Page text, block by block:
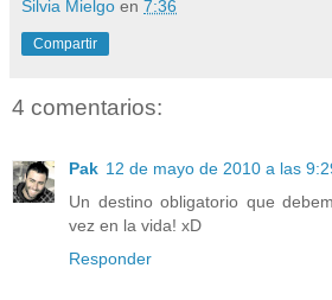
Silvia Mielgo en 7:36
Compartir
4 comentarios:
Pak 12 de mayo de 2010 a las
Un destino obligatorio que
vez en la vida! xD
Responder